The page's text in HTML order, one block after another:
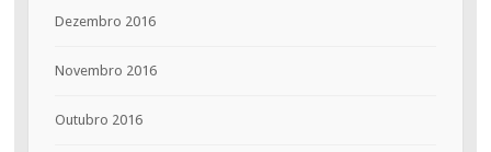
Dezembro 2016
Novembro 2016
Outubro 2016